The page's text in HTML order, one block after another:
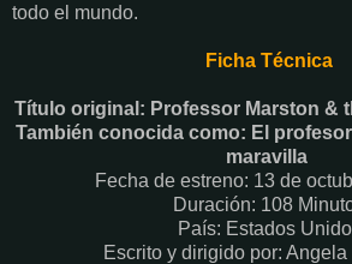
todo el mundo.
Ficha Técnica
Título original: Professor Marston &
También conocida como: El
maravilla
Fecha de estreno: 13 de
Duración: 108
País: Estados
Escrito y dirigido por: